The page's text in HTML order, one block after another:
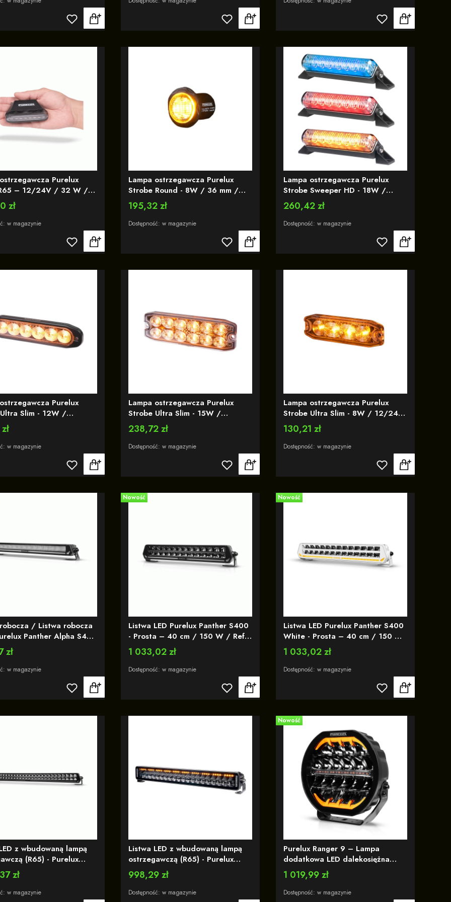
Purelux
– 12/24V / 32 W /
zł
w magazynie
Lampa ostrzegawcza Purelux
Strobe Round - 8W / 36 mm /
12V/24V (okrągła)
Cena
195,32 zł
Dostępność: w magazynie
Lampa ostrzegawcza Purelux
Strobe Sweeper HD - 18W /
12/24V - Pomarańczowa,
Czerwona lub Niebieska
Cena
260,42 zł
Dostępność: w magazynie
Purelux
Slim - 12W /
118mm
w magazynie
Lampa ostrzegawcza Purelux
Strobe Ultra Slim - 15W /
12/24V - 111mm
Cena
238,72 zł
Dostępność: w magazynie
Lampa ostrzegawcza Purelux
Strobe Ultra Slim - 8W / 12/24V
(pakiet)
Cena
130,21 zł
Dostępność: w magazynie
/ Listwa robocza
Panther Alpha S430
/ 43 cm / 140W /
wiązka światła (Wide) - z
światłem
zł
w magazynie
Nowość
Listwa LED Purelux Panther S400
- Prosta – 40 cm / 150 W / Ref.
20 / z wbudowaną lampą
ostrzegawczą R65
Cena
1 033,02 zł
Dostępność: w magazynie
Nowość
Listwa LED Purelux Panther S400
White - Prosta – 40 cm / 150 W
/ Ref. 20 / z wbudowaną lampą
ostrzegawczą R65 - biała
obudowa
Cena
1 033,02 zł
Dostępność: w magazynie
z wbudowaną lampą
(R65) - Purelux
Flash S800 - Prosta / 78
/ Ref. 50
zł
w magazynie
Listwa LED z wbudowaną lampą
ostrzegawczą (R65) - Purelux
Flash S560 - Prosta / 56 cm /
200W / Ref. 40
Cena
998,29 zł
Dostępność: w magazynie
Nowość
Purelux Ranger 9 – Lampa
dodatkowa LED dalekosiężna
okrągła 23 cm / 160 W / Ref. 25
- z wbudowanym światłem
ostrzegawczym R65
Cena
1 019,99 zł
Dostępność: w magazynie